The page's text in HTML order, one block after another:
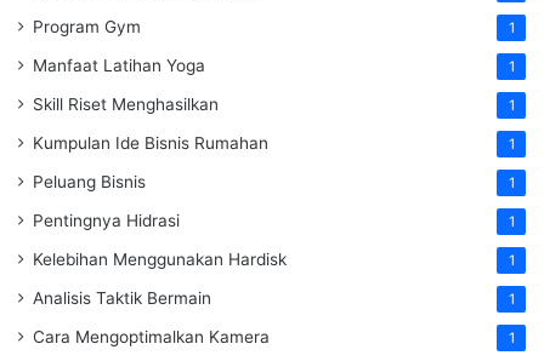
Program Gym 1
Manfaat Latihan Yoga 1
Skill Riset Menghasilkan 1
Kumpulan Ide Bisnis Rumahan 1
Peluang Bisnis 1
Pentingnya Hidrasi 1
Kelebihan Menggunakan Hardisk 1
Analisis Taktik Bermain 1
Cara Mengoptimalkan Kamera 1